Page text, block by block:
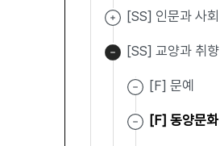
[SS] 인문과 사회
[SS] 교양과 취향
[F] 문예
[F] 동양문화